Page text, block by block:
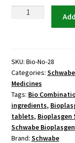
Bioplasgen
General
Tonic
quantity
SKU: Bio-No-28
Categories:
Medicines
Tags: Bio
ingredients,
tablets, Bioplasgen
Schwabe
Brand: Schwabe